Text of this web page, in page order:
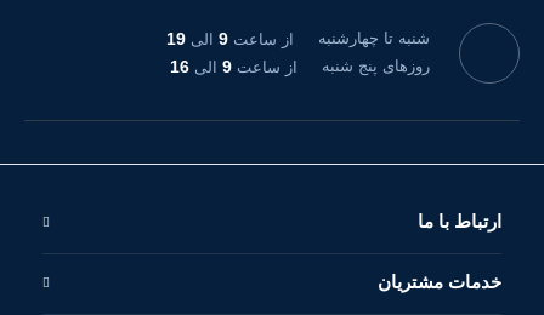
شنبه تا چهارشنبه از ساعت 9 الی 19
روزهای پنج شنبه از ساعت 9 الی 16
ارتباط با ما
خدمات مشتریان